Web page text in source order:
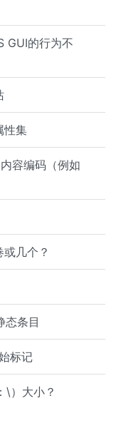
GUI的行为不
性集
容编码（例如
几个？
态条目
标记
\）大小？